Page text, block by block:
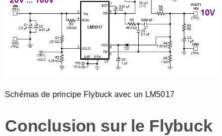
Schémas de principe Flybuck avec un LM5017
Conclusion sur le Flybuck